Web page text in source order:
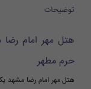
توضیحات
هتل مهر امام رضا
حرم مطهر
هتل مهر امام رضا مشهد